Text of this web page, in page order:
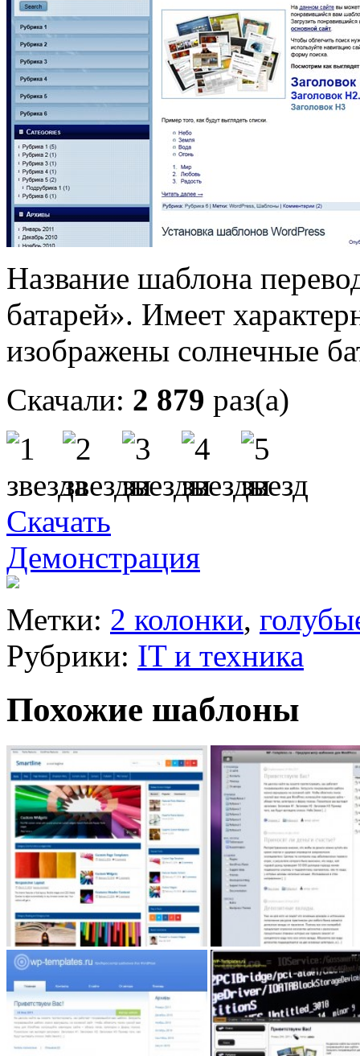
Название шаблона
батарей». Имеет
изображены солнечные
Скачали: 2 879 раз(а)
Скачать
Демонстрация
Метки: 2 колонки,
Рубрики: IT и техника
Похожие шаблоны